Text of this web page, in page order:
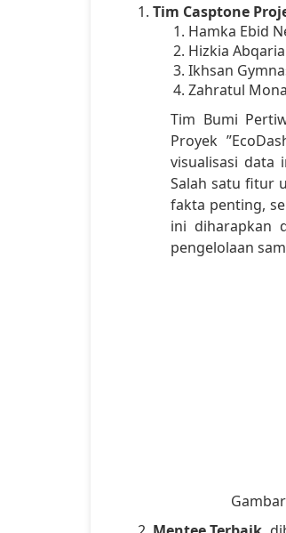
Tim Casptone
Hamka Ebid
Hizkia
Ikhsan
Zahratul
Tim Bumi
Proyek
visualisasi data
Salah satu fitur
fakta penting,
ini diharapkan
pengelolaan